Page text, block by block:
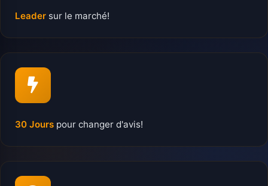
Leader sur le marché!
30 Jours pour changer d'avis!